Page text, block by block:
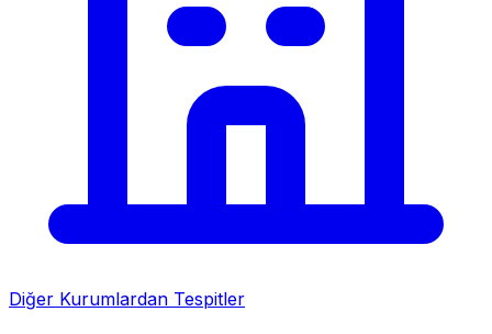
Diğer Kurumlardan Tespitler